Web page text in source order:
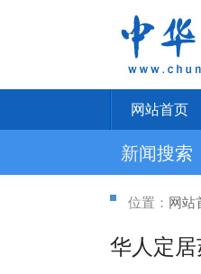
网站首页
新闻搜索
位置： 网站
华人定居